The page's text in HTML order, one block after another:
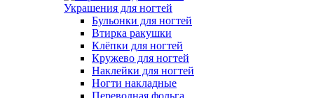
Украшения для ногтей
Бульонки для ногтей
Втирка ракушки
Клёпки для ногтей
Кружево для ногтей
Наклейки для ногтей
Ногти накладные
Переводная фольга